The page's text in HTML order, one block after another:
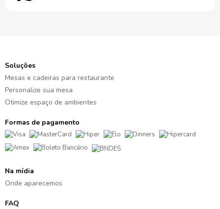
Soluções
Mesas e cadeiras para restaurante
Personalize sua mesa
Otimize espaço de ambientes
Formas de pagamento
Na mídia
Onde aparecemos
FAQ